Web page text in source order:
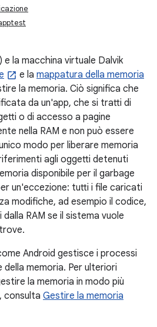
e la macchina virtuale Dalvik
e la mappatura della memoria
la memoria. Ciò significa che
da un'app, che si tratti di
o di accesso a pagine
nella RAM e non può essere
modo per liberare memoria
agli oggetti detenuti
disponibile per il garbage
un'eccezione: tutti i file caricati
modifiche, ad esempio il codice,
RAM se il sistema vuole
Android gestisce i processi
della memoria. Per ulteriori
la memoria in modo più
consulta Gestire la memoria